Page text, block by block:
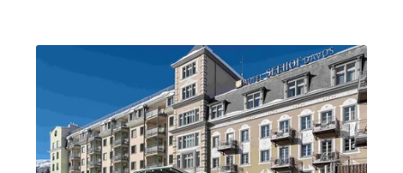
Deutschland.